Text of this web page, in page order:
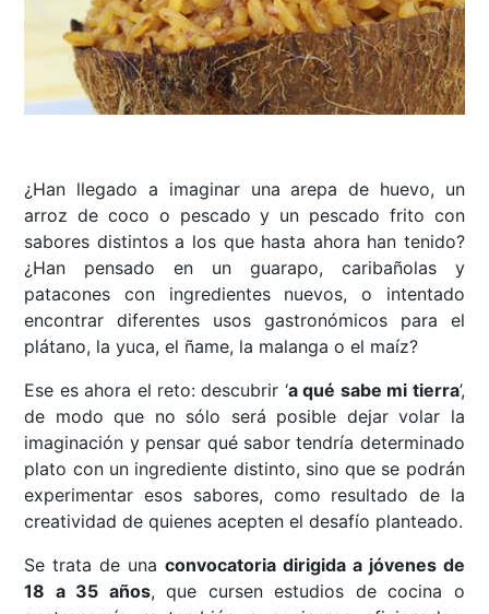
¿Han llegado a imaginar una arepa de huevo, un
arroz de coco o pescado y un pescado frito con
sabores distintos a los que hasta ahora han tenido?
¿Han pensado en un guarapo, caribañolas y
patacones con ingredientes nuevos, o intentado
encontrar diferentes usos gastronómicos para el
plátano, la yuca, el ñame, la malanga o el maíz?
Ese es ahora el reto: descubrir ‘a qué sabe mi tierra’,
de modo que no sólo será posible dejar volar la
imaginación y pensar qué sabor tendría determinado
plato con un ingrediente distinto, sino que se podrán
experimentar esos sabores, como resultado de la
creatividad de quienes acepten el desafío planteado.
Se trata de una convocatoria dirigida a jóvenes de
18 a 35 años, que cursen estudios de cocina o